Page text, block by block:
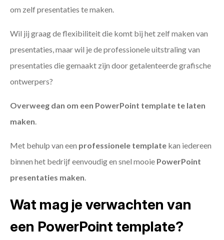
om zelf presentaties te maken.
Wil jij graag de flexibiliteit die komt bij het zelf maken van
presentaties, maar wil je de professionele uitstraling van
presentaties die gemaakt zijn door getalenteerde grafische
ontwerpers?
Overweeg dan om een PowerPoint template te laten
maken.
Met behulp van een professionele template kan iedereen
binnen het bedrijf eenvoudig en snel mooie PowerPoint
presentaties maken.
Wat mag je verwachten van
een PowerPoint template?